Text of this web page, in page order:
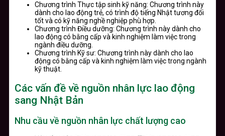
Chương trình Thực tập sinh kỹ năng: Chương trình này
dành cho lao động trẻ, có trình độ tiếng Nhật tương đối
tốt và có kỹ năng nghề nghiệp phù hợp.
Chương trình Điều dưỡng: Chương trình này dành cho
lao động có bằng cấp và kinh nghiệm làm việc trong
ngành điều dưỡng.
Chương trình Kỹ sư: Chương trình này dành cho lao
động có bằng cấp và kinh nghiệm làm việc trong ngành
kỹ thuật.
Các vấn đề về nguồn nhân lực lao động
sang Nhật Bản
Nhu cầu về nguồn nhân lực chất lượng cao